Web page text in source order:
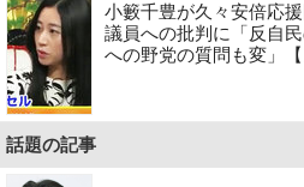
小籔千豊が久々安倍応
議員への批判に「反自
への野党の質問も変」
話題の記事